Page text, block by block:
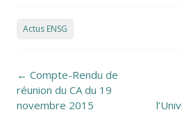
Actus ENSG
Post navigation
← Compte-Rendu de
réunion du CA du 19
novembre 2015